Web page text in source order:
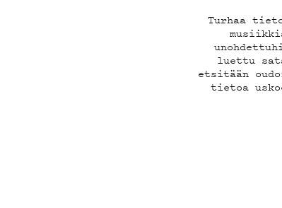
Turhaa
luettu
etsitään
tietoa